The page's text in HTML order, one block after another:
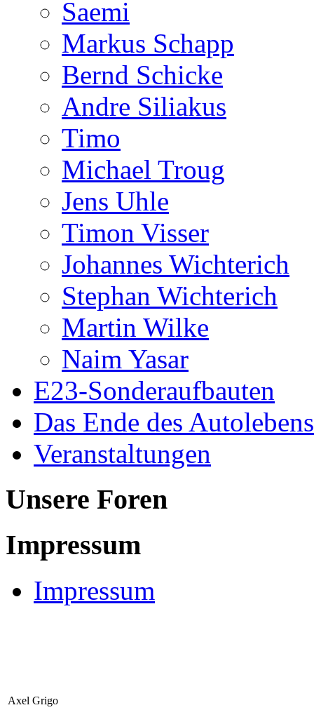
Saemi
Markus Schapp
Bernd Schicke
Andre Siliakus
Timo
Michael Troug
Jens Uhle
Timon Visser
Johannes Wichterich
Stephan Wichterich
Martin Wilke
Naim Yasar
E23-Sonderaufbauten
Das Ende des Autolebens
Veranstaltungen
Unsere Foren
Impressum
Impressum
Axel Grigo